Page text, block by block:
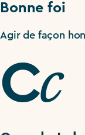
Bonne foi
Agir de façon
Cc